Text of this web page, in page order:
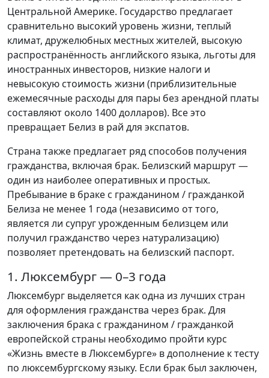
Центральной Америке. Государство предлагает
сравнительно высокий уровень жизни, теплый
климат, дружелюбных местных жителей, высокую
распространённость английского языка, льготы для
иностранных инвесторов, низкие налоги и
невысокую стоимость жизни (приблизительные
ежемесячные расходы для пары без арендной платы
составляют около 1400 долларов). Все это
превращает Белиз в рай для экспатов.
Страна также предлагает ряд способов получения
гражданства, включая брак. Белизский маршрут —
один из наиболее оперативных и простых.
Пребывание в браке с гражданином / гражданкой
Белиза не менее 1 года (независимо от того,
является ли супруг урожденным белизцем или
получил гражданство через натурализацию)
позволяет претендовать на белизский паспорт.
1. Люксембург — 0–3 года
Люксембург выделяется как одна из лучших стран
для оформления гражданства через брак. Для
заключения брака с гражданином / гражданкой
европейской страны необходимо пройти курс
«Жизнь вместе в Люксембурге» в дополнение к тесту
по люксембургскому языку. Если брак был заключен,